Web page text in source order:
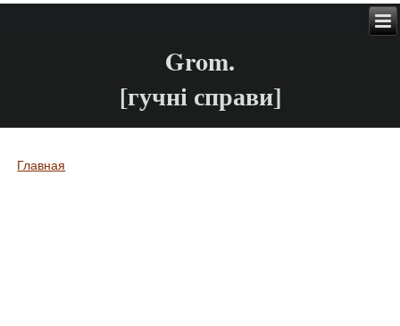
Grom.
[гучні справи]
Вы здесь
Главная